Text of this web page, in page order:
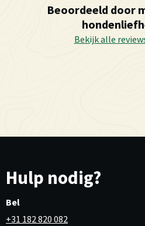
Beoordeeld door
Bekijk alle
Hulp nodig?
Bel
+31 182 820 082